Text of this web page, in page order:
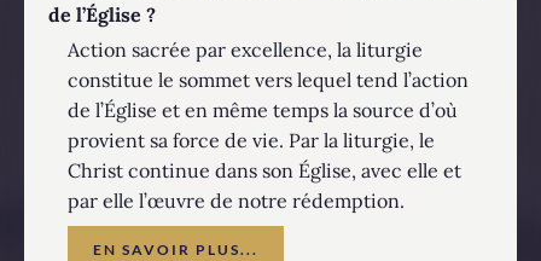
de l’Église ?
Action sacrée par excellence, la liturgie
constitue le sommet vers lequel tend l’action
de l’Église et en même temps la source d’où
provient sa force de vie. Par la liturgie, le
Christ continue dans son Église, avec elle et
par elle l’œuvre de notre rédemption.
EN SAVOIR PLUS...